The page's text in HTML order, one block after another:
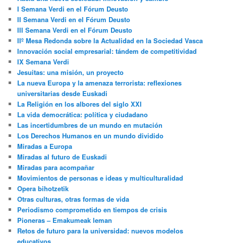
I Semana Verdi en el Fórum Deusto
II Semana Verdi en el Fórum Deusto
III Semana Verdi en el Fórum Deusto
IIº Mesa Redonda sobre la Actualidad en la Sociedad Vasca
Innovación social empresarial: tándem de competitividad
IX Semana Verdi
Jesuitas: una misión, un proyecto
La nueva Europa y la amenaza terrorista: reflexiones
universitarias desde Euskadi
La Religión en los albores del siglo XXI
La vida democrática: política y ciudadano
Las incertidumbres de un mundo en mutación
Los Derechos Humanos en un mundo dividido
Miradas a Europa
Miradas al futuro de Euskadi
Miradas para acompañar
Movimientos de personas e ideas y multiculturalidad
Opera bihotzetik
Otras culturas, otras formas de vida
Periodismo comprometido en tiempos de crisis
Pioneras – Emakumeak leman
Retos de futuro para la universidad: nuevos modelos